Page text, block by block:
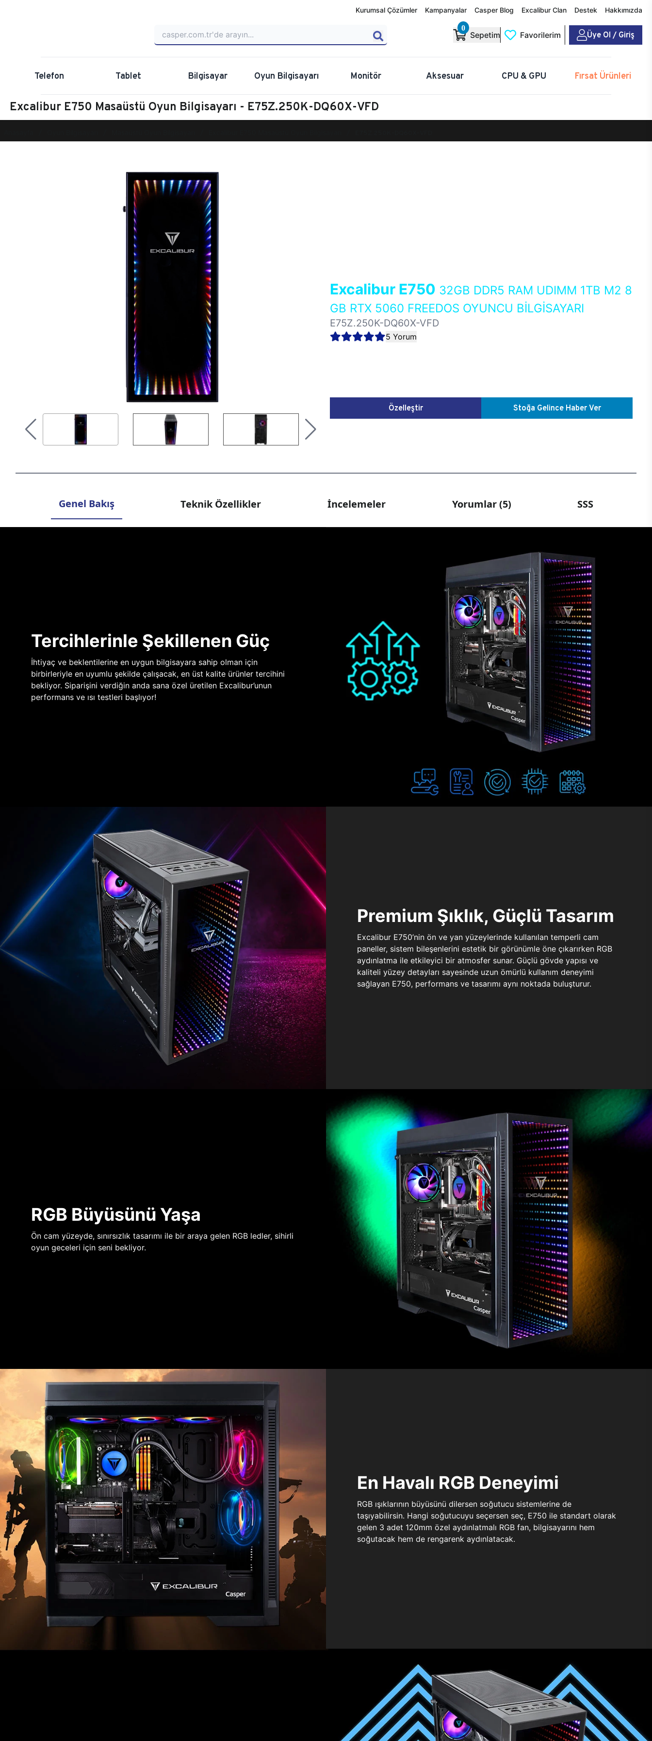
Kurumsal Çözümler Kampanyalar Casper Blog Excalibur Clan Destek Hakkımızda
0
Sepetim Favorilerim Üye Ol / Giriş
Telefon Tablet Bilgisayar Oyun Bilgisayarı Monitör Aksesuar CPU & GPU Fırsat Ürünleri
Excalibur E750 Masaüstü Oyun Bilgisayarı - E75Z.250K-DQ60X-VFD
Excalibur E750 32GB DDR5 RAM UDIMM 1TB M2 8
GB RTX 5060 FREEDOS OYUNCU BİLGİSAYARI
E75Z.250K-DQ60X-VFD
5 Yorum
Özelleştir Stoğa Gelince Haber Ver
Genel Bakış Teknik Özellikler İncelemeler Yorumlar (5) SSS
Tercihlerinle Şekillenen Güç
İhtiyaç ve beklentilerine en uygun bilgisayara sahip olman için
birbirleriyle en uyumlu şekilde çalışacak, en üst kalite ürünler tercihini
bekliyor. Siparişini verdiğin anda sana özel üretilen Excalibur’unun
performans ve ısı testleri başlıyor!
Premium Şıklık, Güçlü Tasarım
Excalibur E750’nin ön ve yan yüzeylerinde kullanılan temperli cam
paneller, sistem bileşenlerini estetik bir görünümle öne çıkarırken RGB
aydınlatma ile etkileyici bir atmosfer sunar. Güçlü gövde yapısı ve
kaliteli yüzey detayları sayesinde uzun ömürlü kullanım deneyimi
sağlayan E750, performans ve tasarımı aynı noktada buluşturur.
RGB Büyüsünü Yaşa
Ön cam yüzeyde, sınırsızlık tasarımı ile bir araya gelen RGB ledler, sihirli
oyun geceleri için seni bekliyor.
En Havalı RGB Deneyimi
RGB ışıklarının büyüsünü dilersen soğutucu sistemlerine de
taşıyabilirsin. Hangi soğutucuyu seçersen seç, E750 ile standart olarak
gelen 3 adet 120mm özel aydınlatmalı RGB fan, bilgisayarını hem
soğutacak hem de rengarenk aydınlatacak.